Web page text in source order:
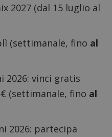
2027 (dal 15 luglio al
(settimanale, fino al
2026: vinci gratis
(settimanale, fino al
2026: partecipa